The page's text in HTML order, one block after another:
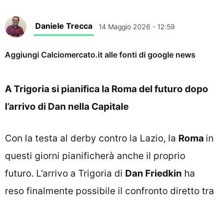
Daniele Trecca 14 Maggio 2026 - 12:59
Aggiungi Calciomercato.it alle fonti di google news
A Trigoria si pianifica la Roma del futuro dopo
l’arrivo di Dan nella Capitale
Con la testa al derby contro la Lazio, la Roma in
questi giorni pianificherà anche il proprio
futuro. L’arrivo a Trigoria di Dan Friedkin ha
reso finalmente possibile il confronto diretto tra